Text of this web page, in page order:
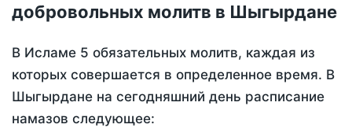
добровольных молитв в Шыгырдане
В Исламе 5 обязательных молитв, каждая из
которых совершается в определенное время. В
Шыгырдане на сегодняшний день расписание
намазов следующее: